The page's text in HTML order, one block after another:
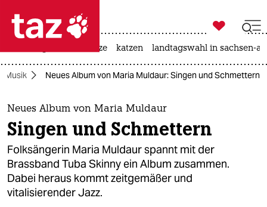
 taz zahl ich
taz zahl ich
themen
politik
öko
gesellschaft

taz zahl ich
hitze katzen landtagswahl in sachsen-
Musik Neues Album von Maria Muldaur: Singen und Schmettern
Neues Album von Maria Muldaur
Singen und Schmettern
Folksängerin Maria Muldaur spannt mit der
Brassband Tuba Skinny ein Album zusammen.
Dabei heraus kommt zeitgemäßer und
vitalisierender Jazz.